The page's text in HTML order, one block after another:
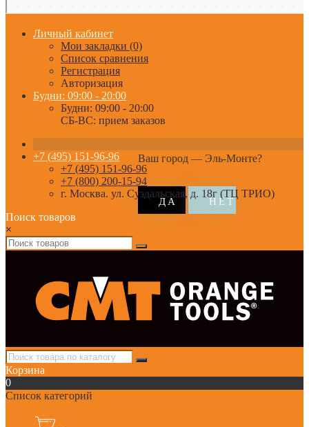
Личный кабинет
Мои закладки (0)
Список сравнения
Регистрация
Авторизация
Будни: 09:00 - 20:00
Будни: 09:00 - 20:00
СБ-ВС: прием заказов
Ваш город — Эль-Монте?
+7 (495) 151-96-96
+7 (495) 151-96-96
+7 (800) 200-15-94
г. Москва. ул. Суздальская, д. 18г (ТЦ ТРИО)
Поиск товаров
×
Корзина
0
Список категорий